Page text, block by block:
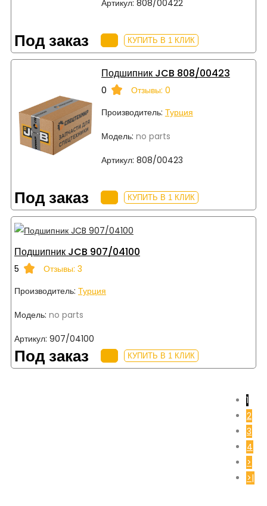
Артикул: 808/00422
Под заказ КУПИТЬ В 1 КЛИК
Подшипник JCB 808/00423
0
Отзывы: 0
Производитель: Турция
Модель: no parts
Артикул: 808/00423
Под заказ КУПИТЬ В 1 КЛИК
Подшипник JCB 907/04100
5
Отзывы: 3
Производитель: Турция
Модель: no parts
Артикул: 907/04100
Под заказ КУПИТЬ В 1 КЛИК
1
2
3
4
>
>|